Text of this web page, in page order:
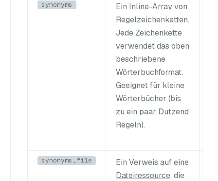
synonyms
Ein Inline-Array von
Regelzeichenketten.
Jede Zeichenkette
verwendet das oben
beschriebene
Wörterbuchformat.
Geeignet für kleine
Wörterbücher (bis
zu ein paar Dutzend
Regeln).
synonyms_file
Ein Verweis auf eine
Dateiressource, die